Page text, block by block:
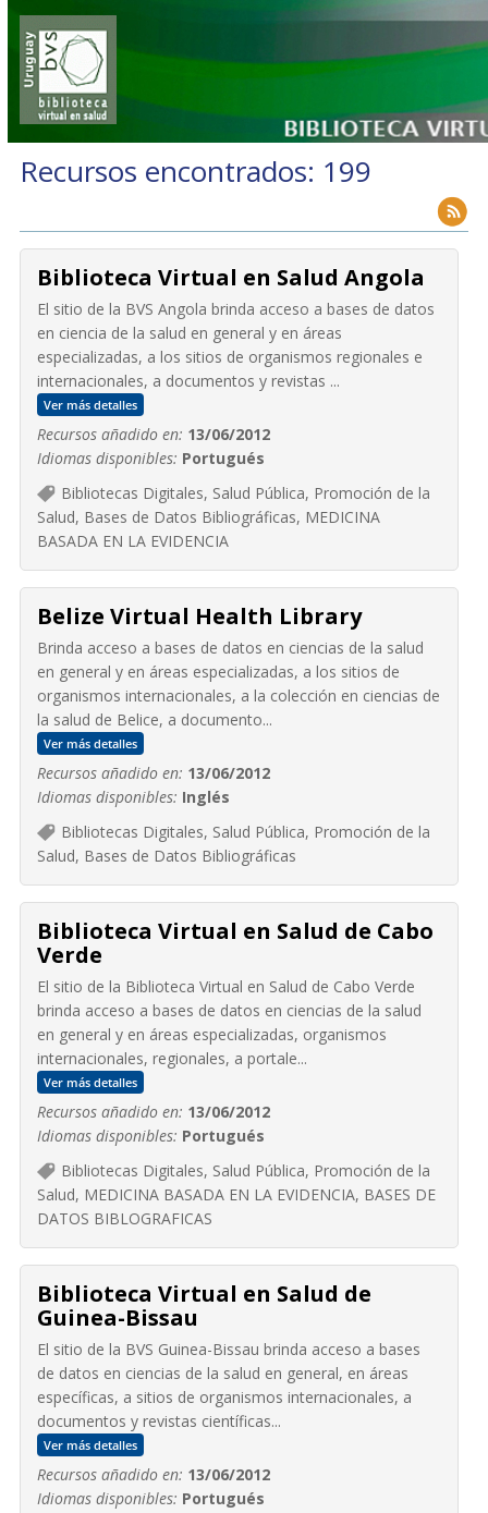
Recursos encontrados: 199
Biblioteca Virtual en Salud Angola
El sitio de la BVS Angola brinda acceso a bases de datos
en ciencia de la salud en general y en áreas
especializadas, a los sitios de organismos regionales e
internacionales, a documentos y revistas ...
Ver más detalles
Recursos añadido en: 13/06/2012
Idiomas disponibles: Portugués
Bibliotecas Digitales, Salud Pública, Promoción de la
Salud, Bases de Datos Bibliográficas, MEDICINA
BASADA EN LA EVIDENCIA
Belize Virtual Health Library
Brinda acceso a bases de datos en ciencias de la salud
en general y en áreas especializadas, a los sitios de
organismos internacionales, a la colección en ciencias de
la salud de Belice, a documento...
Ver más detalles
Recursos añadido en: 13/06/2012
Idiomas disponibles: Inglés
Bibliotecas Digitales, Salud Pública, Promoción de la
Salud, Bases de Datos Bibliográficas
Biblioteca Virtual en Salud de Cabo
Verde
El sitio de la Biblioteca Virtual en Salud de Cabo Verde
brinda acceso a bases de datos en ciencias de la salud
en general y en áreas especializadas, organismos
internacionales, regionales, a portale...
Ver más detalles
Recursos añadido en: 13/06/2012
Idiomas disponibles: Portugués
Bibliotecas Digitales, Salud Pública, Promoción de la
Salud, MEDICINA BASADA EN LA EVIDENCIA, BASES DE
DATOS BIBLOGRAFICAS
Biblioteca Virtual en Salud de
Guinea-Bissau
El sitio de la BVS Guinea-Bissau brinda acceso a bases
de datos en ciencias de la salud en general, en áreas
específicas, a sitios de organismos internacionales, a
documentos y revistas científicas...
Ver más detalles
Recursos añadido en: 13/06/2012
Idiomas disponibles: Portugués